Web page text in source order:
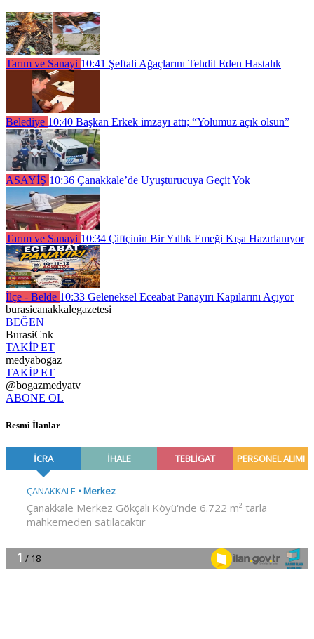
Tarım ve Sanayi 10:41 Şeftali Ağaçlarını Tehdit Eden Hastalık
Belediye 10:40 Başkan Erkek imzayı attı; “Yolumuz açık olsun”
ASAYİŞ 10:36 Çanakkale’de Uyuşturucuya Geçit Yok
Tarım ve Sanayi 10:34 Çiftçinin Bir Yıllık Emeği Kışa Hazırlanıyor
İlçe - Belde 10:33 Geleneksel Eceabat Panayırı Kapılarını Açıyor
burasicanakkalegazetesi
BEĞEN
BurasiCnk
TAKİP ET
medyabogaz
TAKİP ET
@bogazmedyatv
ABONE OL
Resmî İlanlar